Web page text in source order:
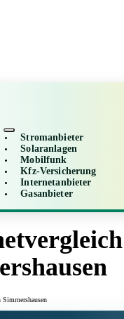
Stromanbieter
Solaranlagen
Mobilfunk
Kfz-Versicherung
Internetanbieter
Gasanbieter